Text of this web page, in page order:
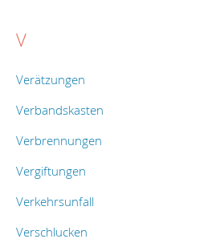
V
Verätzungen
Verbandskasten
Verbrennungen
Vergiftungen
Verkehrsunfall
Verschlucken